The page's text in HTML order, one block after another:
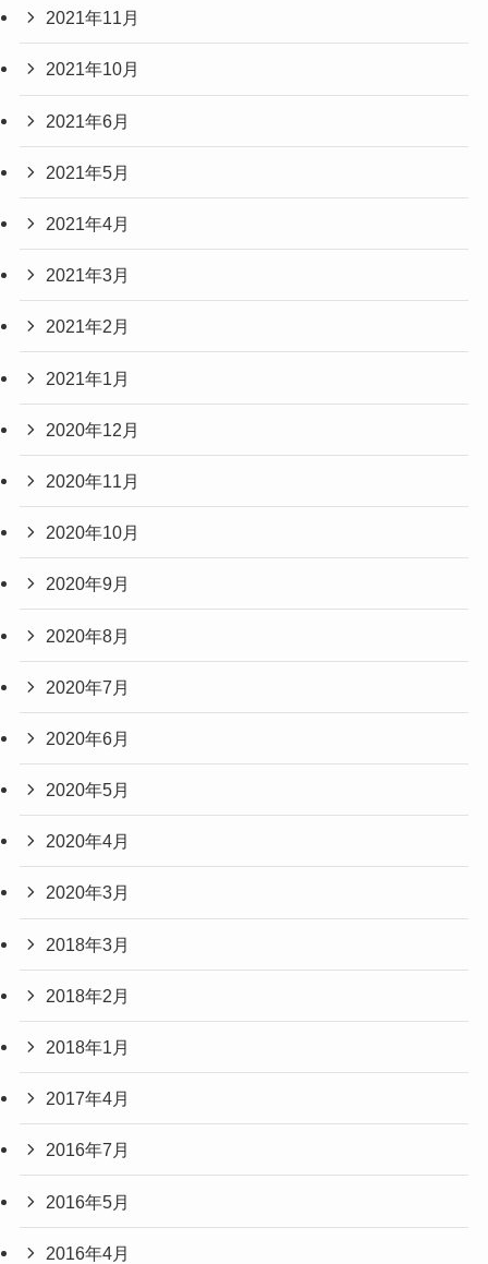
2021年11月
2021年10月
2021年6月
2021年5月
2021年4月
2021年3月
2021年2月
2021年1月
2020年12月
2020年11月
2020年10月
2020年9月
2020年8月
2020年7月
2020年6月
2020年5月
2020年4月
2020年3月
2018年3月
2018年2月
2018年1月
2017年4月
2016年7月
2016年5月
2016年4月